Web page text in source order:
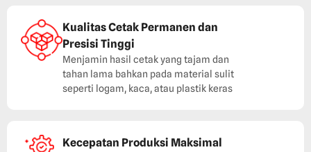
Kualitas Cetak Permanen dan
Presisi Tinggi
Menjamin hasil cetak yang tajam dan
tahan lama bahkan pada material sulit
seperti logam, kaca, atau plastik keras
Kecepatan Produksi Maksimal